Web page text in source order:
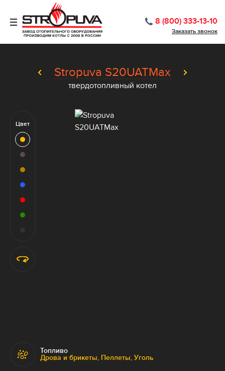
8 (800) 333-13-10
Заказать звонок
Stropuva S20UATMax
твердотопливный котел
Топливо
Дрова и брикеты, Пеллеты, Уголь
Цвет